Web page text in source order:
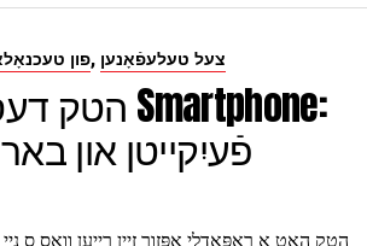
פון, צעל טעלעפֿאָנען
פֿעיִקייטן און
הטק האט אַ ראַפּאַדלי אָפּזוך זייַן רייען וואָס ס